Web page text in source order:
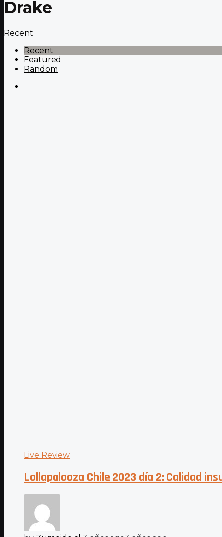
Drake
Recent
Recent
Featured
Random
Live Review
Lollapalooza Chile 2023 día 2: Calidad